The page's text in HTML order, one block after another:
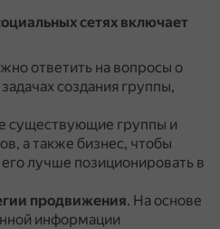
сетях включает
ответить на вопросы о
создания группы,
существующие группы и
а также бизнес, чтобы
лучше позиционировать в
продвижения. На основе
информации